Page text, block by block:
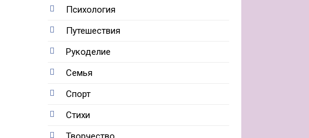
Психология
Путешествия
Рукоделие
Семья
Спорт
Стихи